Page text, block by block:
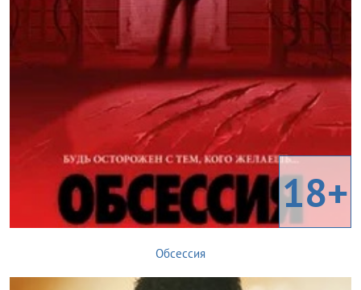
18+
Обсессия